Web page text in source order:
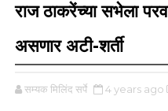
राज ठाकरेंच्या सभेला
असणार अटी-शर्ती
सम्यक मिलिंद सर्पे 4 years ago